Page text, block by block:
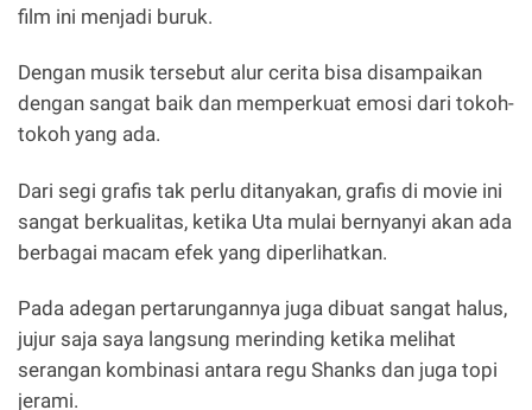
film ini menjadi buruk.
Dengan musik tersebut alur cerita bisa disampaikan
dengan sangat baik dan memperkuat emosi dari tokoh-
tokoh yang ada.
Dari segi grafis tak perlu ditanyakan, grafis di movie ini
sangat berkualitas, ketika Uta mulai bernyanyi akan ada
berbagai macam efek yang diperlihatkan.
Pada adegan pertarungannya juga dibuat sangat halus,
jujur saja saya langsung merinding ketika melihat
serangan kombinasi antara regu Shanks dan juga topi
jerami.